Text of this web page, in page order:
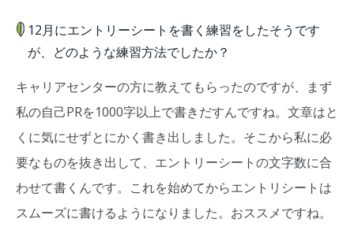
12月にエントリーシートを書く練習をしたそうです
が、どのような練習方法でしたか？
キャリアセンターの方に教えてもらったのですが、まず
私の自己PRを1000字以上で書きだすんですね。文章はと
くに気にせずとにかく書き出しました。そこから私に必
要なものを抜き出して、エントリーシートの文字数に合
わせて書くんです。これを始めてからエントリシートは
スムーズに書けるようになりました。おススメですね。